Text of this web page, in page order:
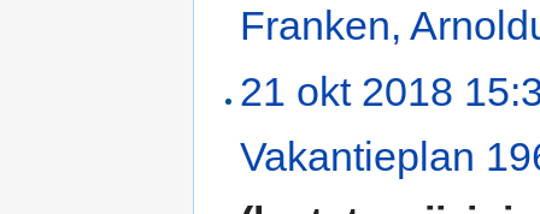
Franken,
21 okt 2018
Vakantieplan